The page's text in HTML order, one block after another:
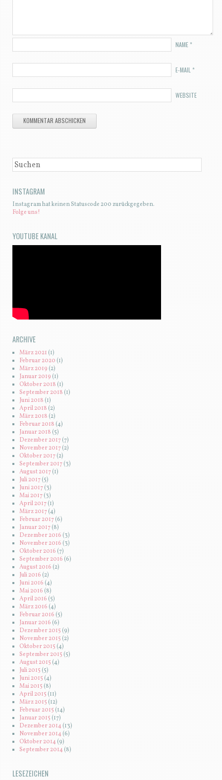
NAME*
E-MAIL *
WEBSITE
SUCHEN
INSTAGRAM
Instagram hat keinen Statuscode 200 zurückgegeben.
Folge uns!
YOUTUBE KANAL
ARCHIVE
März 2021(1)
Februar 2020 (1)
März 2019 (2)
Januar 2019 (1)
Oktober 2018(1)
September 2018 (1)
Juni 2018 (1)
April 2018(2)
März 2018 (2)
Februar 2018(4)
Januar 2018 (5)
Dezember 2017(7)
November 2017(2)
Oktober 2017(2)
September 2017(3)
August 2017(1)
Juli 2017(5)
Juni 2017(3)
Mai 2017(3)
April 2017(1)
März 2017(4)
Februar 2017(6)
Januar 2017(8)
Dezember 2016 (3)
November 2016 (3)
Oktober 2016(7)
September 2016 (6)
August 2016(2)
Juli 2016(2)
Juni 2016 (4)
Mai 2016 (8)
April 2016(5)
März 2016 (4)
Februar 2016(5)
Januar 2016 (6)
Dezember 2015 (9)
November 2015 (2)
Oktober 2015 (4)
September 2015 (5)
August 2015 (4)
Juli 2015 (5)
Juni 2015 (4)
Mai 2015(8)
April 2015 (11)
März 2015 (12)
Februar 2015 (14)
Januar 2015 (17)
Dezember 2014(13)
November 2014(6)
Oktober 2014(9)
September 2014(8)
LESEZEICHEN